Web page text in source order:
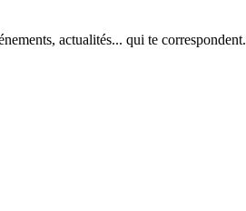
actualités... qui te correspondent.